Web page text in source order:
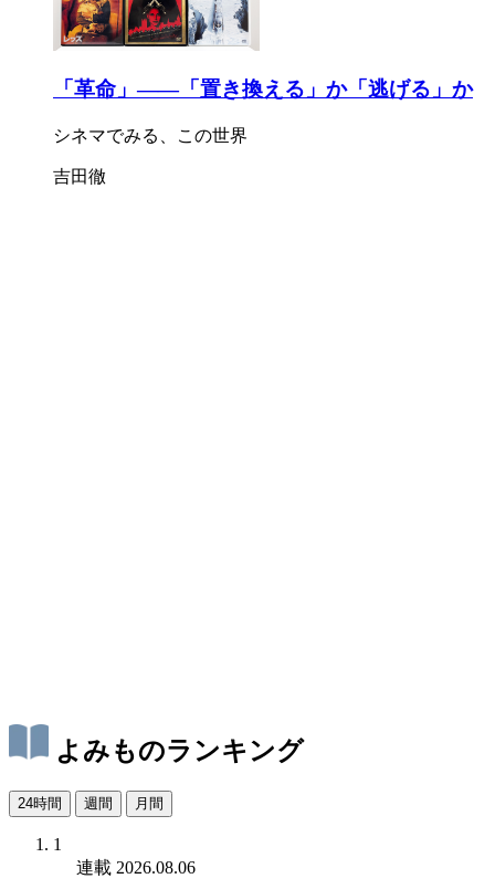
「革命」――「置き換える」か「逃げる」か
シネマでみる、この世界
吉田徹
よみものランキング
24時間 週間 月間
1
連載 2026.08.06